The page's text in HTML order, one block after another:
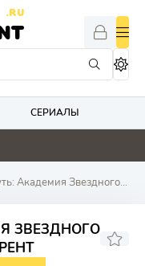
.RU
СЕРИАЛЫ
0 0
Академия Звездного флота
ЗВЕЗДНОГО